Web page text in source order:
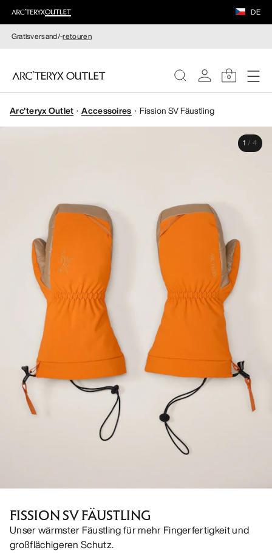
DE
Gratisversand/-retouren
0
DAMEN
Arc'teryx Outlet Accessoires Fission SV Fäustling
1 / 4
FISSION SV FÄUSTLING
Unser wärmster Fäustling für mehr Fingerfertigkeit und
großflächigeren Schutz.